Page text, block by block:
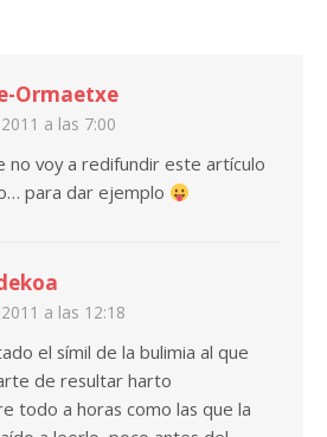
Ormaetxe
a las 7:00
no voy a redifundir este artículo
para dar ejemplo
a las 12:18
el símil de la bulimia al que
de resultar harto
todo a horas como las que la